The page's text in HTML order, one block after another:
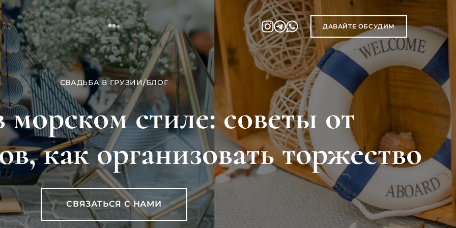
ДАВАЙТЕ ОБСУДИМ
СВАДЬБА В ГРУЗИИ/БЛОГ
морском стиле: советы от
как организовать торжество
СВЯЗАТЬСЯ С НАМИ